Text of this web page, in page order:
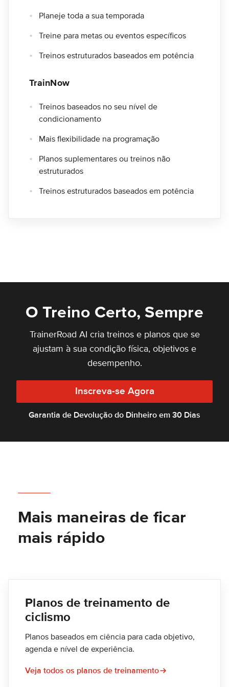
Planeje toda a sua temporada
Treine para metas ou eventos específicos
Treinos estruturados baseados em potência
TrainNow
Treinos baseados no seu nível de
condicionamento
Mais flexibilidade na programação
Planos suplementares ou treinos não
estruturados
Treinos estruturados baseados em potência
O Treino Certo, Sempre
TrainerRoad AI cria treinos e planos que se
ajustam à sua condição física, objetivos e
desempenho.
Inscreva-se Agora
Garantia de Devolução do Dinheiro em 30 Dias
Mais maneiras de ficar
mais rápido
Planos de treinamento de
ciclismo
Planos baseados em ciência para cada objetivo,
agenda e nível de experiência.
Veja todos os planos de treinamento